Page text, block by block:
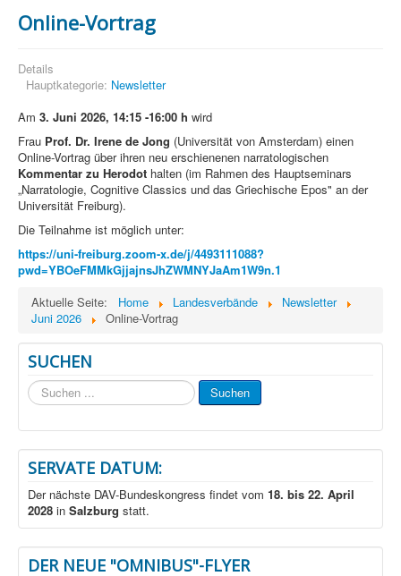
Online-Vortrag
Details
Hauptkategorie: Newsletter
Am 3. Juni 2026, 14:15 -16:00 h wird
Frau Prof. Dr. Irene de Jong (Universität von Amsterdam) einen
Online-Vortrag über ihren neu erschienenen narratologischen
Kommentar zu Herodot halten (im Rahmen des Hauptseminars
„Narratologie, Cognitive Classics und das Griechische Epos" an der
Universität Freiburg).
Die Teilnahme ist möglich unter:
https://uni-freiburg.zoom-x.de/j/4493111088?
pwd=YBOeFMMkGjjajnsJhZWMNYJaAm1W9n.1
Aktuelle Seite:
Home Landesverbände
Newsletter
Juni 2026
Online-Vortrag
SUCHEN
Suchen
...
Suchen
SERVATE DATUM:
Der nächste DAV-Bundeskongress findet vom 18. bis 22. April
2028 in Salzburg statt.
DER NEUE "OMNIBUS"-FLYER